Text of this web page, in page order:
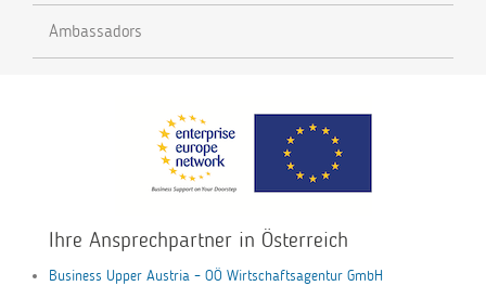
Ambassadors
Ihre Ansprechpartner in Österreich
Business Upper Austria – OÖ Wirtschaftsagentur GmbH